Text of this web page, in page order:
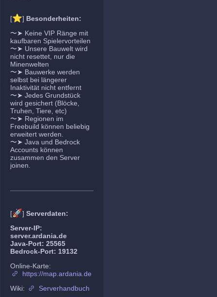
[⭐] Besonderheiten:
〜➤ Keine VIP Ränge mit
kaufbaren Spielervorteilen
〜➤ Unsere Bauwelt wird
nicht resettet, nur die
Minenwelten
〜➤ Bauwerke werden
selbst bei längerer
Inaktivität nicht entfernt
〜➤ Jedes Grundstück
wird gesichert (Blöcke,
Truhen, Tiere, etc)
〜➤ Regionen im
Freebuild können beliebig
erweitert werden.
〜➤ Java und Bedrock
Accounts können
zusammen den Server
joinen.
[🚀] Serverdaten:
Server-IP:
server.ardania.de
Java-Port: 25565
Bedrock-Port: 19132
Online-Karte:
https://map.ardania.de
Wiki:
Serverhandbuch